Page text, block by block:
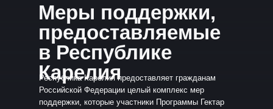
Меры поддержки,
предоставляемые
в Республике
Карелия
Республика Карелия предоставляет гражданам
Российской Федерации целый комплекс мер
поддержки, которые участники Программы Гектар